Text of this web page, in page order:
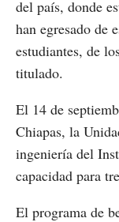
del país, donde
han egresado de
estudiantes, de
titulado.
El 14 de
Chiapas, la
ingeniería del
capacidad para
El programa de